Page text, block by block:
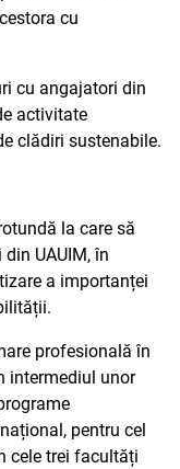
cu
cu angajatori din
activitate
clădiri sustenabile.
la care să
UAUIM, în
a importanței
profesională în
intermediul unor
pentru cel
cele trei facultăți